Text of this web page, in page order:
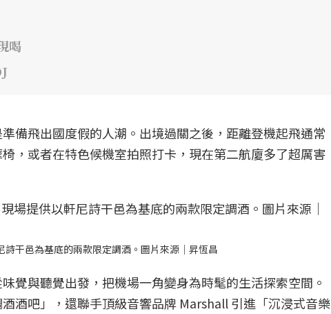
喝
備飛出國度假的人潮。出境過關之後，距離登機起飛通常
，或者在特色候機室拍照打卡，現在第二航廈多了超厲害
干邑為基底的兩款限定調酒。圖片來源｜昇恆昌
覺與聽覺出發，把機場一角變身為時髦的生活探索空間。
酒吧」，還聯手頂級音響品牌 Marshall 引進「沉浸式音樂